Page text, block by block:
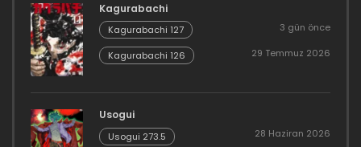
Kagurabachi
Kagurabachi 127 3 gün önce
Kagurabachi 126 29 Temmuz 2026
Usogui
Usogui 273.5 28 Haziran 2026